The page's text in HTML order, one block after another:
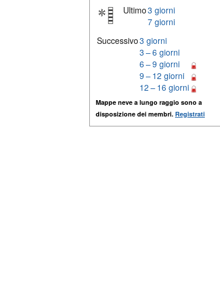
Ultimo3 giorni
7 giorni
Successivo3 giorni
3 – 6 giorni
6 – 9 giorni
9 – 12 giorni
12 – 16 giorni
Mappe neve a lungo raggio sono a
disposizione dei membri. Registrati